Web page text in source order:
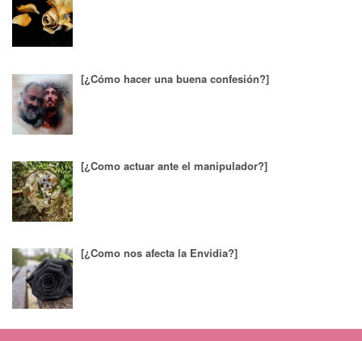
[¿Cómo hacer una buena confesión?]
[¿Como actuar ante el manipulador?]
[¿Como nos afecta la Envidia?]